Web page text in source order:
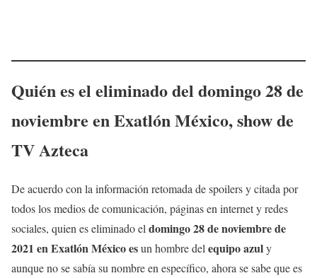
Quién es el eliminado del domingo 28 de
noviembre en ExatlónMéxico, show de
TV Azteca
De acuerdo con la información retomada de spoilers y citada por
todos los medios de comunicación, páginas en internet y redes
sociales, quien es eliminado el domingo28 de noviembrede
2021 en Exatlón Méxicoesun hombre del equipo azuly
aunque no se sabía su nombre en específico, ahora se sabe que es